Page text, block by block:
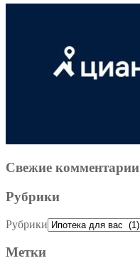
Свежие комментарии
Рубрики
Рубрики
Метки